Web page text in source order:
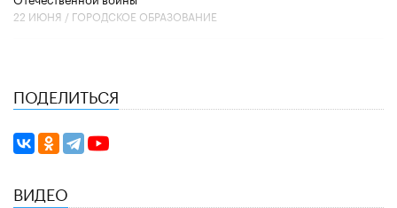
22 ИЮНЯ / ГОРОДСКОЕ ОБРАЗОВАНИЕ
ПОДЕЛИТЬСЯ
ВИДЕО